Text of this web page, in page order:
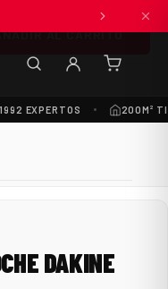
(0
EXPERTOS 200M²
AL CARRITO
DAKINE